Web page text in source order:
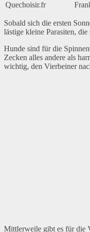
Quechoisir.fr
Sobald sich die ersten
lästige kleine Parasiten,
Hunde sind für die
Zecken alles andere als
wichtig, den Vierbeiner
Mittlerweile gibt es für die